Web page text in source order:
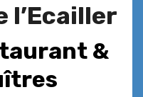
l’Ecailler
&